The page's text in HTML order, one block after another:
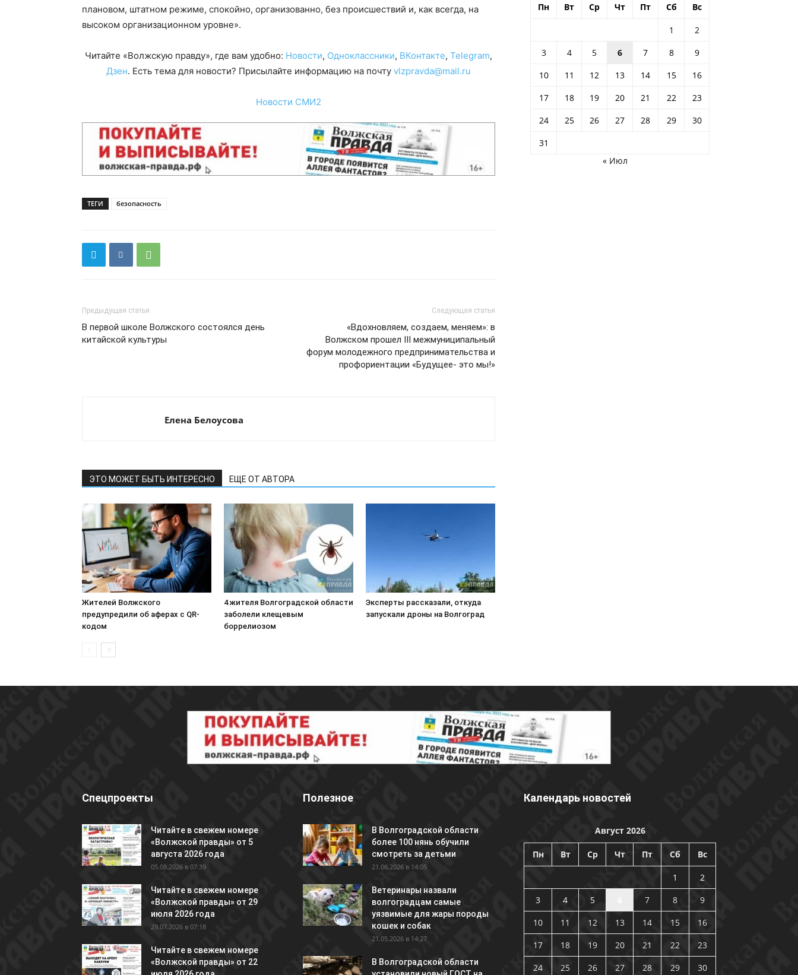
плановом, штатном режиме, спокойно, организованно, без происшествий и, как всегда, на
высоком организационном уровне».
Читайте «Волжскую правду», где вам удобно: Новости, Одноклассники, ВКонтакте, Telegram,
Дзен. Есть тема для новости? Присылайте информацию на почту vlzpravda@mail.ru
Новости СМИ2
ТЕГИ безопасность
Предыдущая статья
В первой школе Волжского состоялся день
китайской культуры
Следующая статья
«Вдохновляем, создаем, меняем»: в
Волжском прошел III межмуниципальный
форум молодежного предпринимательства и
профориентации «Будущее- это мы!»
Елена Белоусова
ЭТО МОЖЕТ БЫТЬ ИНТЕРЕСНО ЕЩЕ ОТ АВТОРА
Жителей Волжского
предупредили об аферах с QR-
кодом
4 жителя Волгоградской области
заболели клещевым
боррелиозом
Эксперты рассказали, откуда
запускали дроны на Волгоград
Пн Вт Ср Чт Пт Сб Вс
1
2
3
4 5 6 7 8
9
10
11 12 13 14 15
16
17
18 19 20 21 22
23
24
25 26 27 28 29
30
31
« Июл
Спецпроекты
Читайте в свежем номере
«Волжской правды» от 5
августа 2026 года
05.08.2026 в 07:39
Читайте в свежем номере
«Волжской правды» от 29
июля 2026 года
29.07.2026 в 07:18
Читайте в свежем номере
«Волжской правды» от 22
Полезное
В Волгоградской области
более 100 нянь обучили
смотреть за детьми
21.06.2026 в 14:05
Ветеринары назвали
волгоградцам самые
уязвимые для жары породы
кошек и собак
21.05.2026 в 14:27
В Волгоградской области
Календарь новостей
Август 2026
Пн Вт Ср Чт Пт Сб Вс
1
2
3
4 5 7 8
9
10
11 12 13 14 15
16
17
18 19 20 21 22
23
24
25 26 27 28 29 30